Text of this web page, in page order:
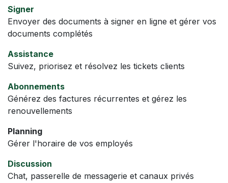
Signer
Envoyer des documents à signer en ligne et gérer vos
documents complétés
Assistance
Suivez, priorisez et résolvez les tickets clients
Abonnements
Générez des factures récurrentes et gérez les
renouvellements
Planning
Gérer l'horaire de vos employés
Discussion
Chat, passerelle de messagerie et canaux privés